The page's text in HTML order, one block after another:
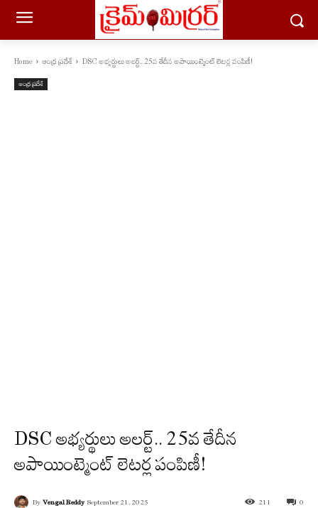
Home ఆంధ్ర ప్రదేశ్ DSC అభ్యర్థులు అలర్ట్.. 25వ తేదీన అపాయింట్మెంట్ లెటర్ల పంపిణీ!
ఆంధ్ర ప్రదేశ్
DSC అభ్యర్థులు అలర్ట్.. 25వ తేదీన
అపాయింట్మెంట్ లెటర్ల పంపిణీ!
By Vengal Reddy September 21, 2025 0
211